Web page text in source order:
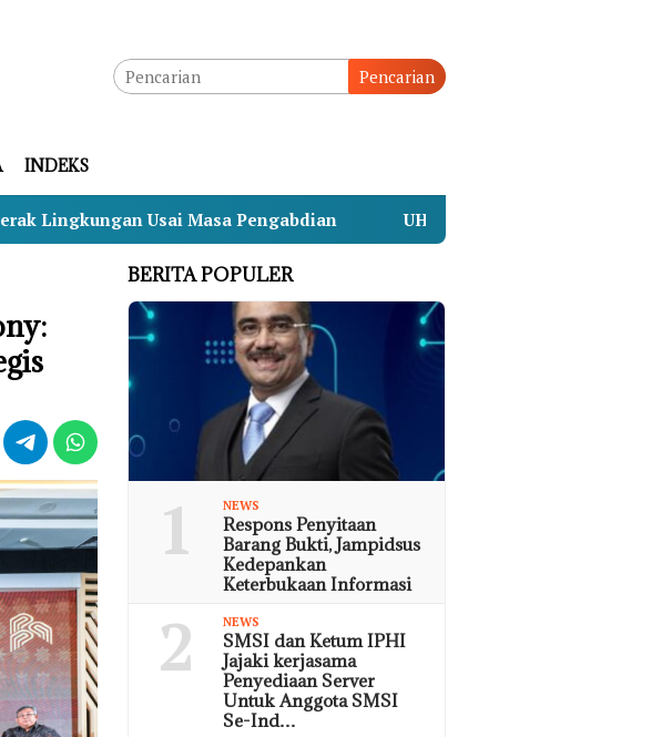
Pencarian
INDEKS
Usai Masa Pengabdian UHN Sugriwa Gandeng BAN-PT Susun
BERITA POPULER
1 NEWS
Respons Penyitaan
Barang Bukti, Jampidsus
Kedepankan
Keterbukaan Informasi
2 NEWS
SMSI dan Ketum IPHI
Jajaki kerjasama
Penyediaan Server
Untuk Anggota SMSI
Se-Ind…